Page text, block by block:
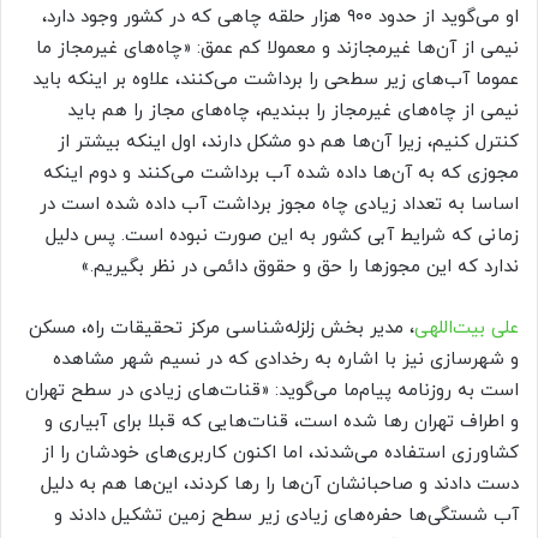
او می‌گوید از حدود ۹۰۰ هزار حلقه چاهی که در کشور وجود دارد،
نیمی از آن‌ها غیرمجازند و معمولا کم عمق: «چاه‌های غیرمجاز ما
عموما آب‌های زیر سطحی را برداشت می‌کنند، علاوه بر اینکه باید
نیمی از چاه‌های غیرمجاز را ببندیم، چاه‌های مجاز را هم باید
کنترل کنیم، زیرا آن‌ها هم دو مشکل دارند، اول اینکه بیشتر از
مجوزی که به آن‌ها داده شده آب برداشت می‌کنند و دوم اینکه
اساسا به تعداد زیادی چاه مجوز برداشت آب داده شده است در
زمانی که شرایط آبی کشور به این صورت نبوده است. پس دلیل
ندارد که این مجوز‌ها را حق و حقوق دائمی در نظر بگیریم.»
علی بیت‌اللهی، مدیر بخش زلزله‌شناسی مرکز تحقیقات راه، مسکن
و شهرسازی نیز با اشاره به رخدادی که در نسیم شهر مشاهده
است به روزنامه پیام‌ما می‌گوید: «قنات‌های زیادی در سطح تهران
و اطراف تهران رها شده است، قنات‌هایی که قبلا برای آبیاری و
کشاورزی استفاده می‌شدند، اما اکنون کاربری‌های خودشان را از
دست دادند و صاحبانشان آن‌ها را رها کردند، این‌ها هم به دلیل
آب شستگی‌ها حفره‌های زیادی زیر سطح زمین تشکیل دادند و